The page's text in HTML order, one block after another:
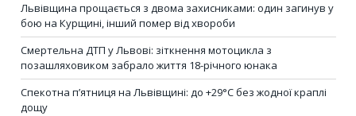
Львівщина прощається з двома захисниками: один загинув у
бою на Курщині, інший помер від хвороби
Смертельна ДТП у Львові: зіткнення мотоцикла з
позашляховиком забрало життя 18-річного юнака
Спекотна п’ятниця на Львівщині: до +29°C без жодної краплі
дощу